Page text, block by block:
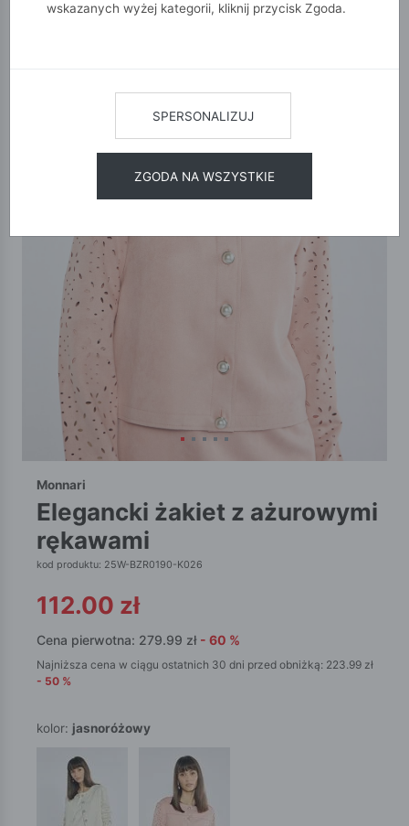
Monnari
elegancki żakiet z ażurowymi
rękawami
kod produktu: 25W-BZR0190-K026
112.00 zł
Cena pierwotna: 279.99 zł - 60 %
Najniższa cena w ciągu ostatnich 30 dni przed obniżką: 223.99 zł
- 50 %
kolor: jasnoróżowy
wskazanych wyżej kategorii, kliknij przycisk Zgoda.
SPERSONALIZUJ
ZGODA NA WSZYSTKIE